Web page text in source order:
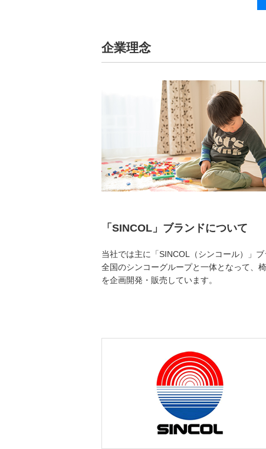
企業理念
「SINCOL」ブランドについて
当社では主に「SINCOL（シンコール）」
全国のシンコーグループと一体となって、
を企画開発・販売しています。